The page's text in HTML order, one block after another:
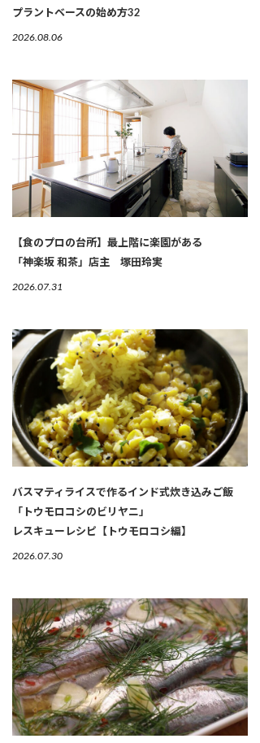
プラントベースの始め方32
2026.08.06
【食のプロの台所】最上階に楽園がある
「神楽坂 和茶」店主 塚田玲実
2026.07.31
バスマティライスで作るインド式炊き込みご飯
「トウモロコシのビリヤニ」
レスキューレシピ【トウモロコシ編】
2026.07.30